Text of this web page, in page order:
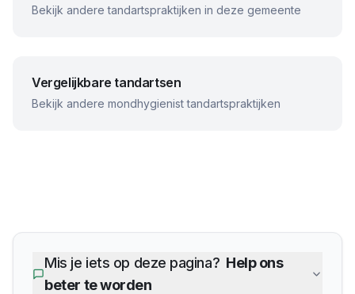
Bekijk andere tandartspraktijken in deze gemeente
Vergelijkbare tandartsen
Bekijk andere mondhygienisttandartspraktijken
Mis je iets op deze pagina? Help ons
beter te worden